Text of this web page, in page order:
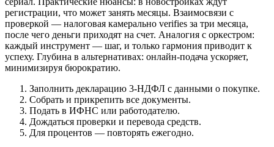
регистрации, что может занять месяцы. Взаимосвязи с
проверкой — налоговая камерально verifies за три месяца,
после чего деньги приходят на счет. Аналогия с оркестром:
каждый инструмент — шаг, и только гармония приводит к
успеху. Глубина в альтернативах: онлайн-подача ускоряет,
минимизируя бюрократию.
Заполнить декларацию 3-НДФЛ с данными о покупке.
Собрать и прикрепить все документы.
Подать в ИФНС или работодателю.
Дождаться проверки и перевода средств.
Для процентов — повторять ежегодно.